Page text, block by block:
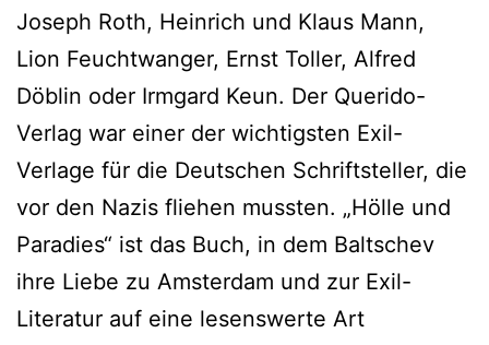
Joseph Roth, Heinrich und Klaus Mann,
Lion Feuchtwanger, Ernst Toller, Alfred
Döblin oder Irmgard Keun. Der Querido-
Verlag war einer der wichtigsten Exil-
Verlage für die Deutschen Schriftsteller, die
vor den Nazis fliehen mussten. „Hölle und
Paradies“ ist das Buch, in dem Baltschev
ihre Liebe zu Amsterdam und zur Exil-
Literatur auf eine lesenswerte Art